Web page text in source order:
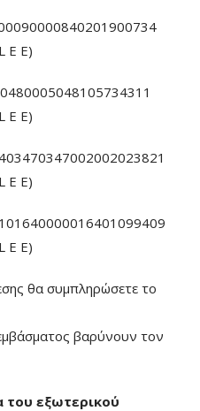
E E)
E E)
E E)
E E)
θα συμπληρώσετε το
βαρύνουν τον
του εξωτερικού